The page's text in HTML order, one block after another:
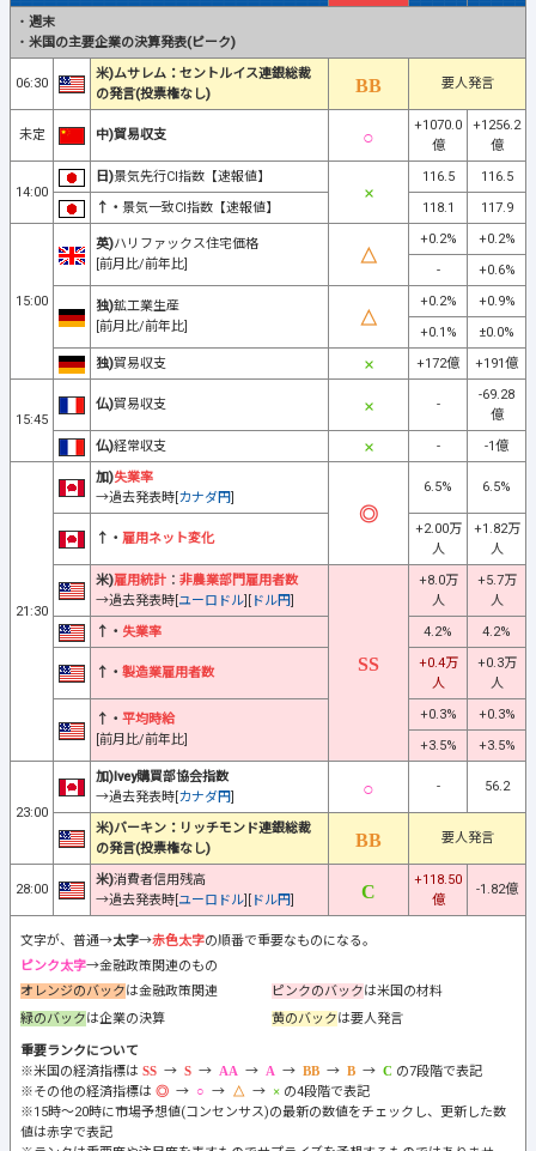
・ 週末
・ 米国の主要企業の決算発表(ピーク)
06:30
米)ムサレム：セントルイス連銀総裁
の発言(投票権なし)
要人発言
未定 中)貿易収支
+1070.0
億
+1256.2
億
14:00
日)景気先行CI指数【速報値】 116.5
116.5
↑・ 景気一致CI指数【速報値】 118.1 117.9
15:00
英)ハリファックス住宅価格
[前月比/前年比]
+0.2%
+0.2%
-
+0.6%
独)鉱工業生産
[前月比/前年比]
+0.2%
+0.9%
+0.1%
±0.0%
独)貿易収支 +172億 +191億
15:45
仏)貿易収支 -
-69.28
億
仏)経常収支 - -1億
21:30
加)失業率
→過去発表時[カナダ円]
6.5% 6.5%
↑・ 雇用ネット変化
+2.00万
人
+1.82万
人
米)雇用統計 ： 非農業部門雇用者数
→過去発表時[ユーロドル][ ドル円]
+8.0万
人
+5.7万
人
↑・ 失業率 4.2% 4.2%
↑・ 製造業雇用者数
+0.4万
人
+0.3万
人
↑・ 平均時給
[前月比/前年比]
+0.3%
+0.3%
+3.5%
+3.5%
23:00
加)Ivey購買部協会指数
→過去発表時[カナダ円]
- 56.2
米)バーキン：リッチモンド連銀総裁
の発言(投票権なし)
要人発言
28:00
米)消費者信用残高
→過去発表時[ユーロドル][ ドル円]
+118.50
億
-1.82億
文字が、普通→太字→赤色太字の順番で重要なものになる。
ピンク太字→金融政策関連のもの
オレンジのバックは金融政策関連 ピンクのバックは米国の材料
緑のバックは企業の決算 黄のバックは要人発言
重要ランクについて
※米国の経済指標は
→ → → → → →
の7段階で表記
※その他の経済指標は
→ → →
の4段階で表記
※15時～20時に市場予想値(コンセンサス)の最新の数値をチェックし、更新した数
値は赤字で表記